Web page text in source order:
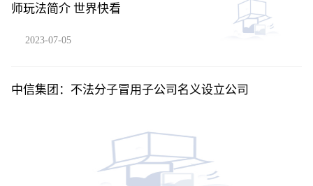
师玩法简介 世界快看
2023-07-05
中信集团：不法分子冒用子公司名义设立公司